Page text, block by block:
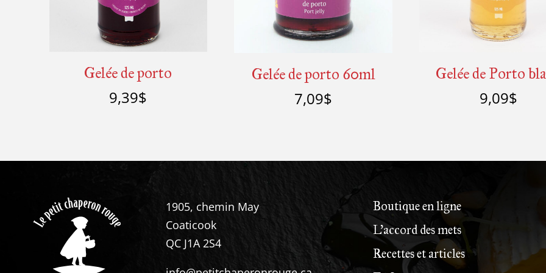
Ajouter au panier
Gelée de porto
9,39$
Détails
Gelée de porto 60ml
7,09$ Ajouter au panier
Gelée de Porto
9,09$
1905, chemin May
Coaticook
QC J1A 2S4
Boutique en ligne
L’accord des mets
Recettes et articles